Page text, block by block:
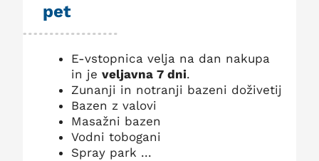
pet
E-vstopnica velja na dan nakupa
in je veljavna 7 dni.
Zunanji in notranji bazeni doživetij
Bazen z valovi
Masažni bazen
Vodni tobogani
Spray park ...